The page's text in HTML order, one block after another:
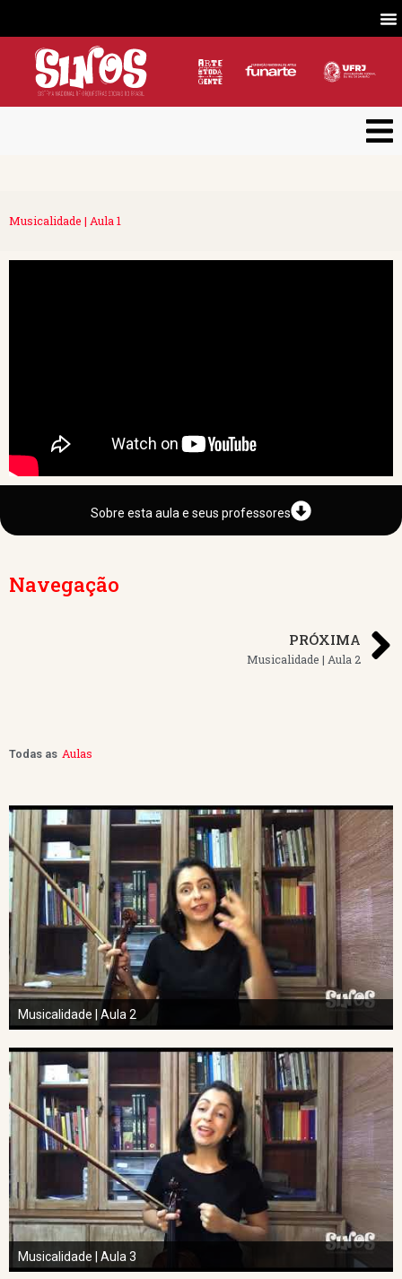
Musicalidade | Aula 1
Sobre esta aula e seus professores
Navegação
PRÓXIMA
Musicalidade | Aula 2
Todas as Aulas
Musicalidade | Aula 2
Musicalidade | Aula 3